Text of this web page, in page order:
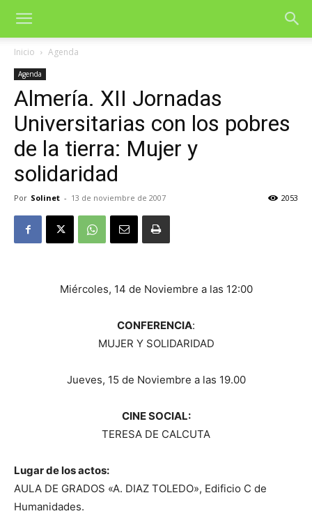
Inicio Agenda
Agenda
Almería. XII Jornadas
Universitarias con los pobres
de la tierra: Mujer y
solidaridad
Por Solinet - 13 de noviembre de 2007 2053
Miércoles, 14 de Noviembre a las 12:00
CONFERENCIA:
MUJER Y SOLIDARIDAD
Jueves, 15 de Noviembre a las 19.00
CINE SOCIAL:
TERESA DE CALCUTA
Lugar de los actos:
AULA DE GRADOS «A. DIAZ TOLEDO», Edificio C de
Humanidades.